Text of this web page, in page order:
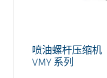
喷油螺杆压缩机
VMY 系列